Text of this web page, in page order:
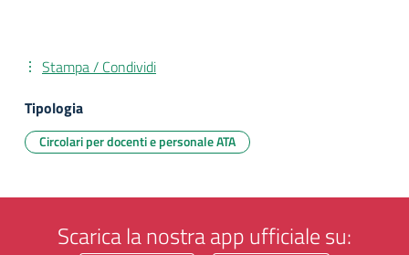
Stampa / Condividi
Tipologia
Circolari per docenti e personale ATA
Scarica la nostra app ufficiale su: